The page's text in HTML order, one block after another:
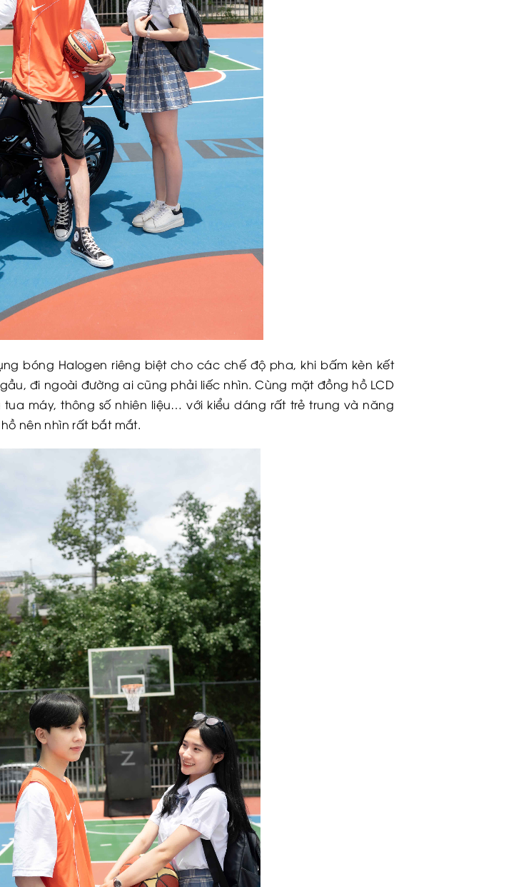
bóng Halogen riêng biệt cho các chế độ pha, khi bấm kèn kết
đi ngoài đường ai cũng phải liếc nhìn. Cùng mặt đồng hồ LCD
máy, thông số nhiên liệu… với kiểu dáng rất trẻ trung và năng
nên nhìn rất bắt mắt.